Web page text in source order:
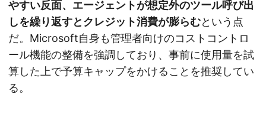
やすい反面、エージェントが想定外のツール呼び出
しを繰り返すとクレジット消費が膨らむという点
だ。Microsoft自身も管理者向けのコストコントロ
ール機能の整備を強調しており、事前に使用量を試
算した上で予算キャップをかけることを推奨してい
る。